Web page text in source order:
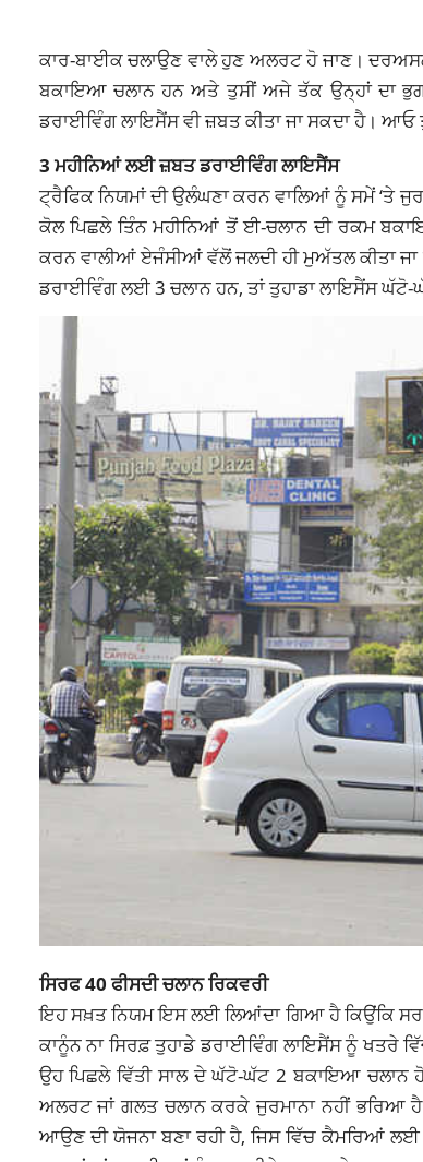
ਕਾਰ-ਬਾਈਕ ਚਲਾਉਣ ਵਾਲੇ ਹੁਣ ਅਲਰਟ ਹੋ ਜਾਣ।
ਬਕਾਇਆ ਚਲਾਨ ਹਨ ਅਤੇ ਤੁਸੀਂ ਅਜੇ ਤੱਕ ਉਨ੍ਹਾਂ ਦਾ
ਡਰਾਈਵਿੰਗ ਲਾਇਸੈਂਸ ਵੀ ਜ਼ਬਤ ਕੀਤਾ ਜਾ ਸਕਦਾ ਹੈ। ਆਓ
3 ਮਹੀਨਿਆਂ ਲਈ ਜ਼ਬਤ ਡਰਾਈਵਿੰਗ ਲਾਇਸੈਂਸ
ਟ੍ਰੈਫਿਕ ਨਿਯਮਾਂ ਦੀ ਉਲੰਘਣਾ ਕਰਨ ਵਾਲਿਆਂ ਨੂੰ ਸਮੇਂ ‘ਤੇ
ਕੋਲ ਪਿਛਲੇ ਤਿੰਨ ਮਹੀਨਿਆਂ ਤੋਂ ਈ-ਚਲਾਨ ਦੀ ਰਕਮ
ਕਰਨ ਵਾਲੀਆਂ ਏਜੰਸੀਆਂ ਵੱਲੋਂ ਜਲਦੀ ਹੀ ਮੁਅੱਤਲ ਕੀਤਾ
ਡਰਾਈਵਿੰਗ ਲਈ 3 ਚਲਾਨ ਹਨ, ਤਾਂ ਤੁਹਾਡਾ ਲਾਇਸੈਂਸ
ਸਿਰਫ 40 ਫੀਸਦੀ ਚਲਾਨ ਰਿਕਵਰੀ
ਇਹ ਸਖ਼ਤ ਨਿਯਮ ਇਸ ਲਈ ਲਿਆਂਦਾ ਗਿਆ ਹੈ ਕਿਉਂਕਿ
ਕਾਨੂੰਨ ਨਾ ਸਿਰਫ਼ ਤੁਹਾਡੇ ਡਰਾਈਵਿੰਗ ਲਾਇਸੈਂਸ ਨੂੰ ਖਤਰੇ
ਉਹ ਪਿਛਲੇ ਵਿੱਤੀ ਸਾਲ ਦੇ ਘੱਟੋ-ਘੱਟ 2 ਬਕਾਇਆ ਚਲਾਨ
ਅਲਰਟ ਜਾਂ ਗਲਤ ਚਲਾਨ ਕਰਕੇ ਜੁਰਮਾਨਾ ਨਹੀਂ
ਆਉਣ ਦੀ ਯੋਜਨਾ ਬਣਾ ਰਹੀ ਹੈ, ਜਿਸ ਵਿੱਚ ਕੈਮਰਿਆਂ